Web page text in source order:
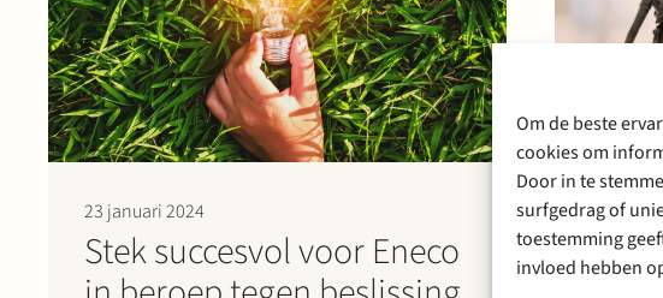
Om de beste
cookies om
Door in te
surfgedrag of
toestemming
invloed hebben
23 januari 2024
Stek succesvol voor Eneco
19